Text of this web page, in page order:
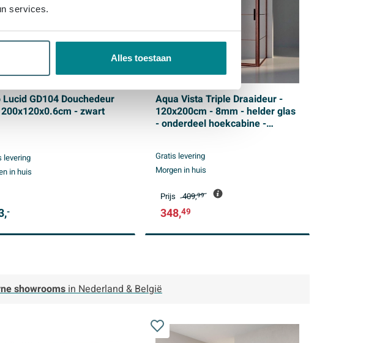
services.
Alles toestaan
Lucid GD104 Douchedeur
- zwart
levering
in huis
-
Aqua Vista Triple Draaideur -
120x200cm - 8mm - helder glas
- onderdeel hoekcabine -
Gratis levering
Morgen in huis
Prijs 409,99
348,49
showroomsin Nederland & België